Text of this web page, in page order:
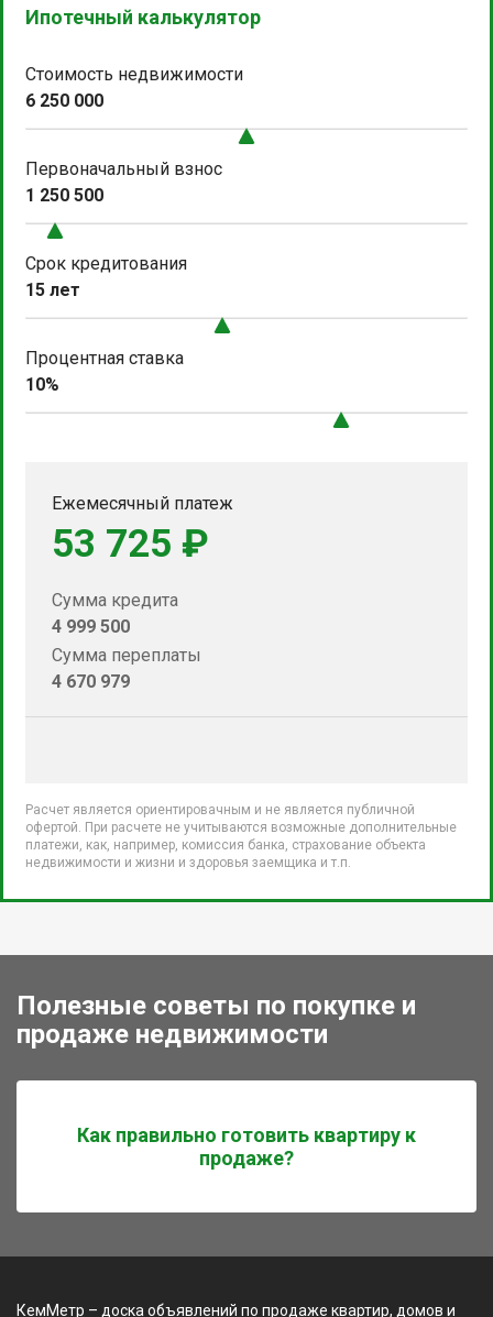
Ипотечный калькулятор
Стоимость недвижимости
6 250 000
Первоначальный взнос
1 250 500
Срок кредитования
15 лет
Процентная ставка
10%
Ежемесячный платеж
53 725 ₽
Сумма кредита
4 999 500
Сумма переплаты
4 670 979
Расчет является ориентировачным и не является публичной
офертой. При расчете не учитываются возможные дополнительные
платежи, как, например, комиссия банка, страхование объекта
недвижимости и жизни и здоровья заемщика и т.п.
Полезные советы по покупке и
продаже недвижимости
Как правильно готовить квартиру к
продаже?
КемМетр – доска объявлений по продаже квартир, домов и